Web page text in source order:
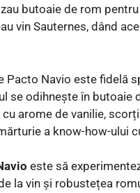
butoaie de rom
vin Sauternes, dând
Pacto Navio este fidelă
se odihnește în butoaie
arome de vanilie,
a know-how-ului
este să
la vin și robustețea